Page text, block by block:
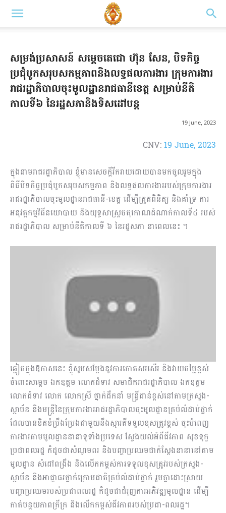
សម្រង់ប្រសាសន៍ សម្តេចតេជោ ហ៊ុន សែន, បិទកិច្ច
ប្រជុំបូកសរុបសកម្ម​ភាពនិងលទ្ធផលការងារ ក្រុមការងារ
រាជរដ្ឋាភិបាលចុះមូលដ្ឋានរាជធានីខេត្ត សម្រាប់នីតិ
កាលទី៦ នៃរដ្ឋសភានិង​ទិសដៅបន្ត
19 June, 2023
CNV: 19 June, 2023
ក្នុងនាមរាជរដ្ឋាភិបាល ខ្ញុំមានសេចក្តីរីករាយដោយបានមកចូលរួម​ក្នុង
ពិធីបិទកិច្ចប្រជុំបូកសរុប​សកម្មភាព និង​លទ្ធផលការងាររបស់ក្រុម​ការងារ
រាជរដ្ឋាភិបាលចុះមូលដ្ឋានរាជធានី-ខេត្ត ដើម្បីត្រួតពិនិត្យ​ និងគាំទ្រ ការ
អនុវត្តកម្មវិធីនយោបាយ និង​យុទ្ធសាស្ត្រ​ចតុកោណ​ដំណាក់កាលទី៤ របស់
រាជរដ្ឋាភិបាល សម្រាប់នីតិកាលទី ៦ នៃរដ្ឋសភា ​នាពេលនេះ ។
ឆ្លៀតក្នុងឱកាសនេះ ខ្ញុំសូមសម្តែងនូវការកោតសរសើរ និង​វាយ​តម្លៃខ្ពស់
ចំពោះសម្តេច ឯកឧត្តម លោកជំទាវ សមាជិករាជរដ្ឋាភិបាល ឯកឧត្តម
លោកជំទាវ លោក លោកស្រី ថ្នាក់ដឹកនាំ មន្ត្រីជាន់ខ្ពស់នៅតាមក្រសួង-
ស្ថាប័ន និង​មន្ត្រីនៃក្រុមការងាររាជរដ្ឋាភិបាលចុះមូលដ្ឋាន​គ្រប់លំដាប់ថ្នាក់
ដែលបានខិតខំប្រឹងប្រែងជាមួយនឹងស្មារតីទទួលខុសត្រូវខ្ពស់ ចុះបំពេញ
ការងារតាមមូលដ្ឋាននានាទូទាំងប្រទេស ស្វែង​យល់អំពីជីវភាព សុខទុក្ខ
ប្រជាពលរដ្ឋ ក៏ដូចជាសំណូមពរ និង​បញ្ហាប្រឈមជាក់ស្តែងនានានៅតាម
មូលដ្ឋាន សំដៅ​ពង្រឹង​ និង​លើកកម្ពស់​ការទទួលខុសត្រូវរបស់ក្រសួង-
ស្ថាប័ន​ និង​អាជ្ញាធរ​ថ្នាក់​ក្រោមជាតិគ្រប់លំដាប់ថ្នាក់ ​រួមគ្នាដោះស្រាយ
បញ្ហាប្រឈម​របស់ប្រជាពលរដ្ឋ​ ក៏ដូចជាជំរុញការអភិវឌ្ឍ​មូលដ្ឋាន ដើម្បី
កាត់បន្ថយភាពក្រីក្រ និង​​លើកកម្ពស់ជីវភាពរបស់ប្រជា-ពលរដ្ឋ។